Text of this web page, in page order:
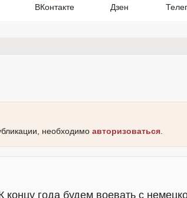
ВКонтакте Дзен
необходимо авторизоваться
года будем воевать с